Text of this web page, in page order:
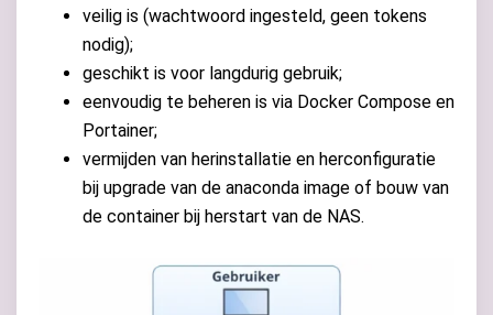
veilig is (wachtwoord ingesteld, geen tokens
nodig);
geschikt is voor langdurig gebruik;
eenvoudig te beheren is via Docker Compose en
Portainer;
vermijden van herinstallatie en herconfiguratie
bij upgrade van de anaconda image of bouw van
de container bij herstart van de NAS.